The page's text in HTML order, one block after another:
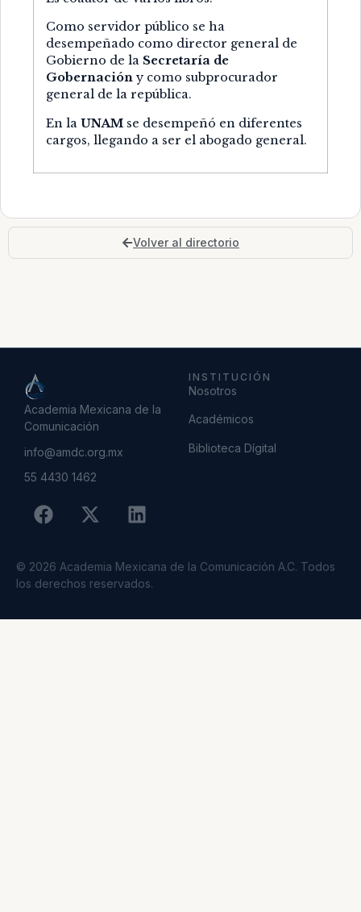
Como servidor público se ha
desempeñado como director general de
Gobierno de la Secretaría de
Gobernación y como subprocurador
general de la república.
En la UNAM se desempeñó en diferentes
cargos, llegando a ser el abogado general.
Volver al directorio
Academia Mexicana de la
Comunicación
info@amdc.org.mx
55 4430 1462
INSTITUCIÓN
Nosotros
Académicos
Biblioteca Dígital
© 2026 Academia Mexicana de la Comunicación A.C. Todos
los derechos reservados.